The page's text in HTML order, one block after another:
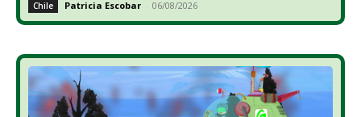
Chile Patricia Escobar - 06/08/2026